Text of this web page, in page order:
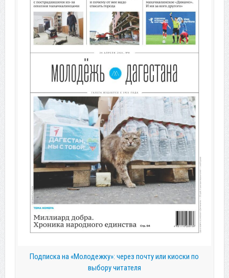
Подписка на «Молодежку»: через почту или киоски по
выбору читателя